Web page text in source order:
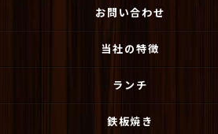
お問い合わせ
当社の特徴
ランチ
鉄板焼き